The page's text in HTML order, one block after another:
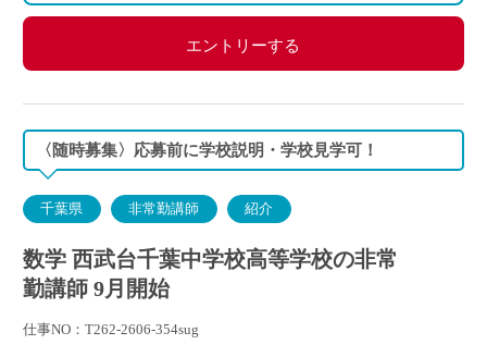
エントリーする
〈随時募集〉応募前に学校説明・学校見学可！
千葉県 非常勤講師 紹介
数学 西武台千葉中学校高等学校の非常
勤講師 9月開始
仕事NO：T262-2606-354sug